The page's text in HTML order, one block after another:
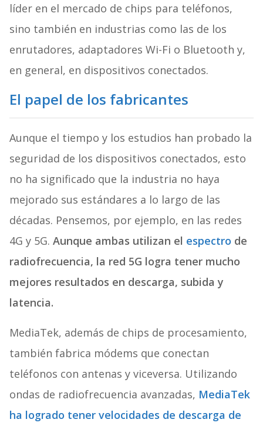
líder en el mercado de chips para teléfonos,
sino también en industrias como las de los
enrutadores, adaptadores Wi-Fi o Bluetooth y,
en general, en dispositivos conectados.
El papel de los fabricantes
Aunque el tiempo y los estudios han probado la
seguridad de los dispositivos conectados, esto
no ha significado que la industria no haya
mejorado sus estándares a lo largo de las
décadas. Pensemos, por ejemplo, en las redes
4G y 5G. Aunque ambas utilizan el espectro de
radiofrecuencia, la red 5G logra tener mucho
mejores resultados en descarga, subida y
latencia.
MediaTek, además de chips de procesamiento,
también fabrica módems que conectan
teléfonos con antenas y viceversa. Utilizando
ondas de radiofrecuencia avanzadas, MediaTek
ha logrado tener velocidades de descarga de